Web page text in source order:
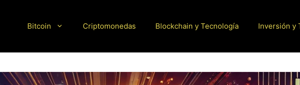
Bitcoin Criptomonedas Blockchain y Tecnología Inversión y